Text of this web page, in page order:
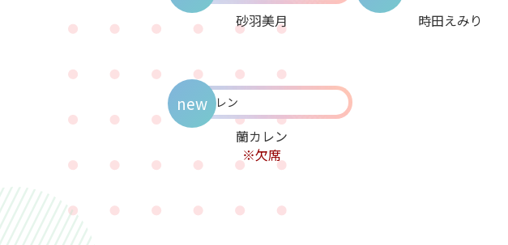
砂羽美月 時田えみり
蘭カレン
※欠席
new